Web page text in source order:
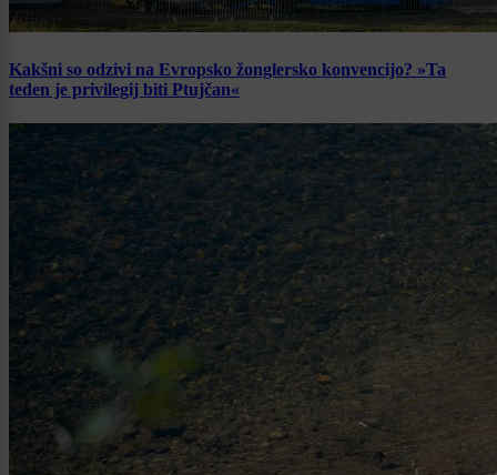
Kakšni so odzivi na Evropsko žonglersko konvencijo? »Ta
teden je privilegij biti Ptujčan«